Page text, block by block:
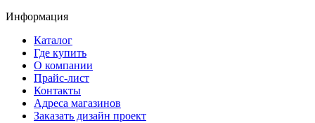
Информация
Каталог
Где купить
О компании
Прайс-лист
Контакты
Адреса магазинов
Заказать дизайн проект